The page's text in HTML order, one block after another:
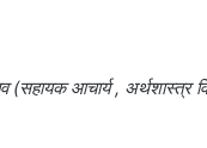
(सहायक आचार्य , अर्थशास्त्र